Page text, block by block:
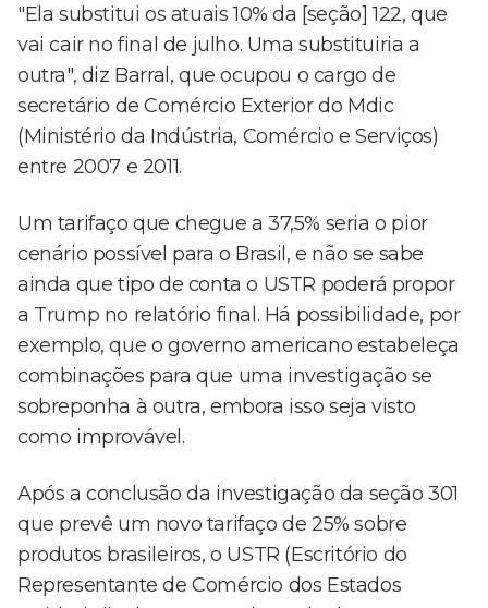
"Ela substitui os atuais 10% da [seção] 122, que
vai cair no final de julho. Uma substituiria a
outra", diz Barral, que ocupou o cargo de
secretário de Comércio Exterior do Mdic
(Ministério da Indústria, Comércio e Serviços)
entre 2007 e 2011.
Um tarifaço que chegue a 37,5% seria o pior
cenário possível para o Brasil, e não se sabe
ainda que tipo de conta o USTR poderá propor
a Trump no relatório final. Há possibilidade, por
exemplo, que o governo americano estabeleça
combinações para que uma investigação se
sobreponha à outra, embora isso seja visto
como improvável.
Após a conclusão da investigação da seção 301
que prevê um novo tarifaço de 25% sobre
produtos brasileiros, o USTR (Escritório do
Representante de Comércio dos Estados